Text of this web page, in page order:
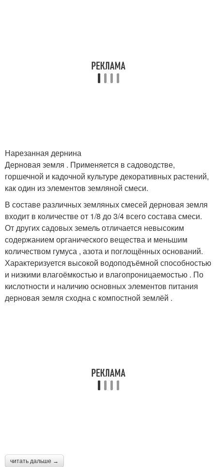
Нарезанная дернина
Дерновая земля . Применяется в садоводстве,
горшечной и кадочной культуре декоративных растений,
как один из элементов земляной смеси.
В составе различных земляных смесей дерновая земля
входит в количестве от 1/8 до 3/4 всего состава смеси.
От других садовых земель отличается невысоким
содержанием органического вещества и меньшим
количеством гумуса , азота и поглощённых оснований.
Характеризуется высокой водоподъёмной способностью
и низкими влагоёмкостью и влагопроницаемостью . По
кислотности и наличию основных элементов питания
дерновая земля сходна с компостной землёй .
читать дальше →